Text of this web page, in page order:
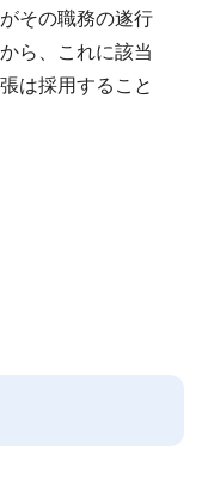
その職務の遂行
ら、これに該当
は採用すること